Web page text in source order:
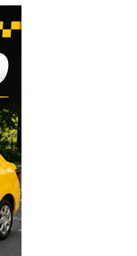
slujbe,
– ctitori de
Ștefan I al Țării
prin
din colecția
–
și